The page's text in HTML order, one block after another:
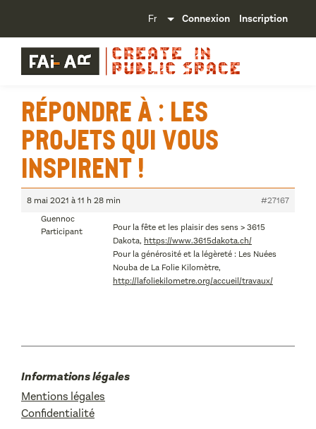
Connexion Inscription
Répondre à : Les
projets qui vous
inspirent !
8 mai 2021 à 11 h 28 min
#27167
Guennoc
Participant
Pour la fête et les plaisir des sens > 3615
Dakota, https://www.3615dakota.ch/
Pour la générosité et la légèreté : Les Nuées
Nouba de La Folie Kilomètre,
http://lafoliekilometre.org/accueil/travaux/
Informations légales
Mentions légales
Confidentialité